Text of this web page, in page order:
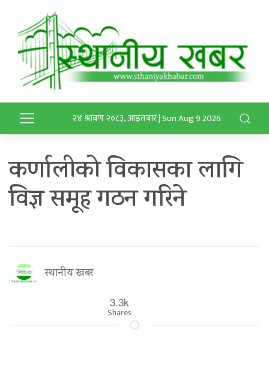
२४ श्रावण २०८३, आइतबार | Sun Aug 9 2026
कर्णालीको विकासका लागि
विज्ञ समूह गठन गरिने
स्थानीय खबर
3.3k
Shares